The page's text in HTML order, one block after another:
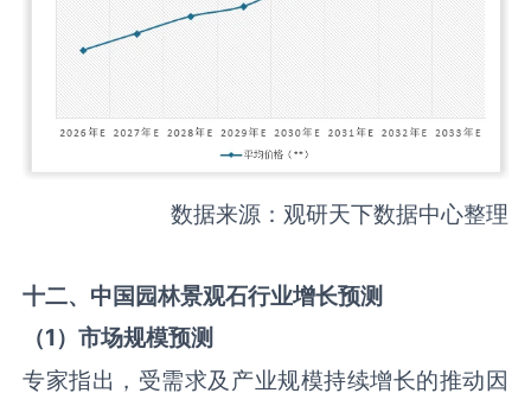
数据来源：观研天下数据中心整理
十二、中国园林景观石行业增长预测
（1）市场规模预测
专家指出，受需求及产业规模持续增长的推动因